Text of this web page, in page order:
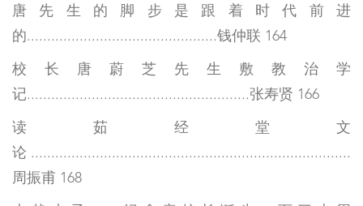
唐先生的脚步是跟着时代前进
的...............................................钱仲联 164
校长唐蔚芝先生敷教治学
记.......................................................张寿贤 166
读茹经堂文
论...............................................................................
周振甫 168